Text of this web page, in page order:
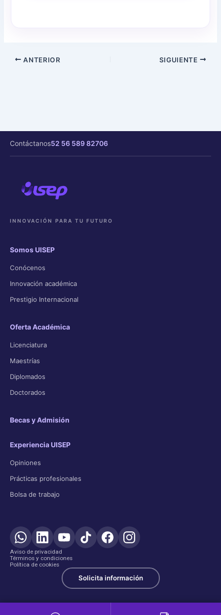
ANTERIOR SIGUIENTE
Contáctanos52 56 589 82706
INNOVACIÓN PARA TU FUTURO
Somos UISEP
Conócenos
Innovación académica
Prestigio Internacional
Oferta Académica
Licenciatura
Maestrías
Diplomados
Doctorados
Becas y Admisión
Experiencia UISEP
Opiniones
Prácticas profesionales
Bolsa de trabajo
Aviso de privacidad
Términos y condiciones
Política de cookies
Solicita información